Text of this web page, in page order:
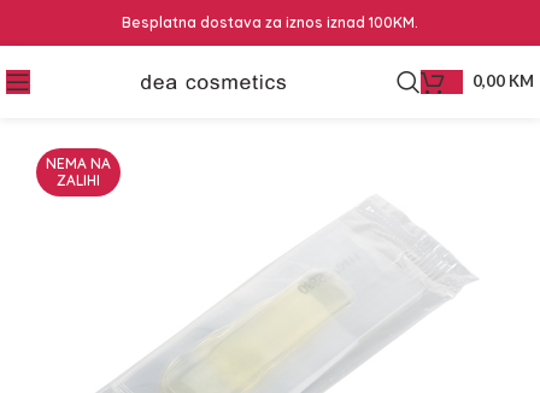
Besplatna dostava za iznos iznad 100KM.
0,00 KM
NEMA NA
ZALIHI